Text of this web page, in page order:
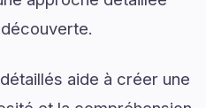
aide à créer une